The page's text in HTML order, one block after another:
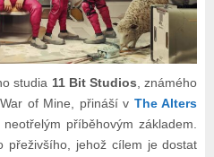
studia 11 Bit Studios , známého
of Mine, přináší v The Alters
příběhovým základem.
přeživšího, jehož cílem je dostat